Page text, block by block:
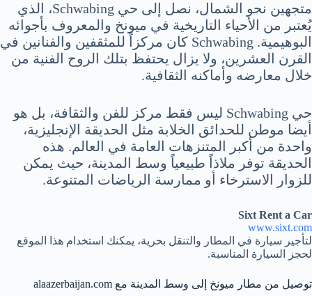
متجهين نحو الشمال، نصل إلى حي Schwabing، الذي
يُعتبر من الأحياء التاريخية في ميونخ والمعروف بأجوائه
البوهيمية. Schwabing كان مركزاً للمثقفين والفنانين في
القرن العشرين، ولا يزال يحتفظ بتلك الروح الفنية من
خلال معارضه وأماكنه الثقافية.
حي Schwabing ليس فقط مركز للفن والثقافة، بل هو
أيضا موطن للحدائق الخلابة مثل الحديقة الإنجليزية،
واحدة من أكبر المتنزهات العامة في العالم. هذه
الحديقة توفر ملاذاً طبيعياً وسط المدينة، حيث يمكن
للزوار الاسترخاء أو ممارسة الرياضات المتنوعة.
Sixt Rent a Car
www.sixt.com
لتأجير سيارة في المطار والتنقل بحرية، يمكنك استخدام هذا الموقع
لحجز السيارة المناسبة.
توصيل من مطار ميونخ إلى وسط المدينة مع alaazerbaijan.com